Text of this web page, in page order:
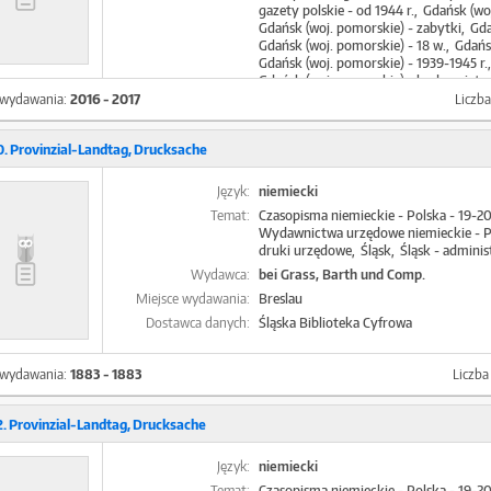
gazety polskie - od 1944 r.
Gdańsk
Gdańsk (woj. pomorskie) - zabytki
Gdańsk (woj. pomorskie) - 18 w.
Gdańsk (woj. pomorskie) - 1939-1945 r.
Gdańsk (woj. pomorskie) -
Gazety polskie -
Wolne
Bombardowanie lotnicze - 1939-1945 r.
Gdańsk (woj. pomorskie) - Cmentarz
Gdańsk (woj. pomorskie) -
Gdańsk (woj. pomorskie) - w sztuce
Gdynia (woj. pomorskie) -
Heweliusz, Jan (1611-1687) Memling,
Muzeum Narodowe (Gdańsk) - zbiory
Wałęsa, Lech (1943- )
Drogi kolejowe - budownictwo - Polska
Europejskie Centrum Solidarności
Gdańsk (woj. pomorskie) - Wyspa
Gdańsk (woj. pomorskie) - archeologia
Gdańsk (woj. pomorskie) - kościół św.
Gdańsk (woj. pomorskie) -
Gdańsk (woj. pomorskie) - planowanie
2016 - 2017
Provinzial-Landtag, Drucksache
Język: niemiecki
Temat: Czasopisma niemieckie - Polska - 19-
Wydawnictwa urzędowe niemieckie -
druki urzędowe Śląsk Śląsk -
Wydawca: bei Grass, Barth und Comp.
Miejsce wydawania:
Breslau
Dostawca danych: Śląska Biblioteka Cyfrowa
1883 - 1883
Provinzial-Landtag, Drucksache
Język: niemiecki